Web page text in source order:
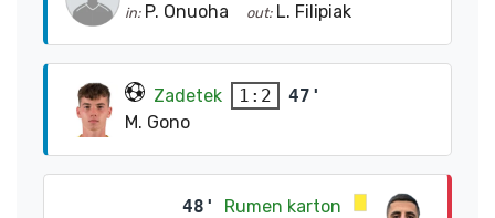
in: P. Onuoha out: L. Filipiak
Zadetek 1:2
47'
M. Gono
48'
Rumen karton